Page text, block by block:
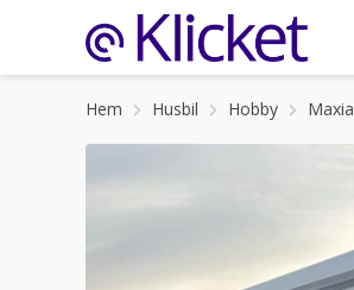
Hem Husbil Hobby Maxia